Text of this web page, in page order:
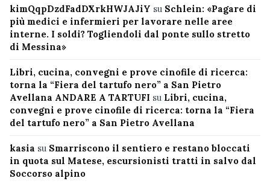
kimQqpDzdFadDXrkHWJAJiY su Schlein: «Pagare di
più medici e infermieri per lavorare nelle aree
interne. I soldi? Togliendoli dal ponte sullo stretto
di Messina»
Libri, cucina, convegni e prove cinofile di ricerca:
torna la “Fiera del tartufo nero” a San Pietro
Avellana ANDARE A TARTUFI su Libri, cucina,
convegni e prove cinofile di ricerca: torna la “Fiera
del tartufo nero” a San Pietro Avellana
kasia su Smarriscono il sentiero e restano bloccati
in quota sul Matese, escursionisti tratti in salvo dal
Soccorso alpino